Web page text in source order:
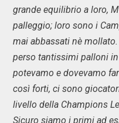
grande equilibrio a loro,
palleggio; loro sono i
mai abbassati nè mollato.
perso tantissimi palloni
potevamo e dovevamo
così forti, ci sono
livello della Champions
Sicuro siamo i primi ad